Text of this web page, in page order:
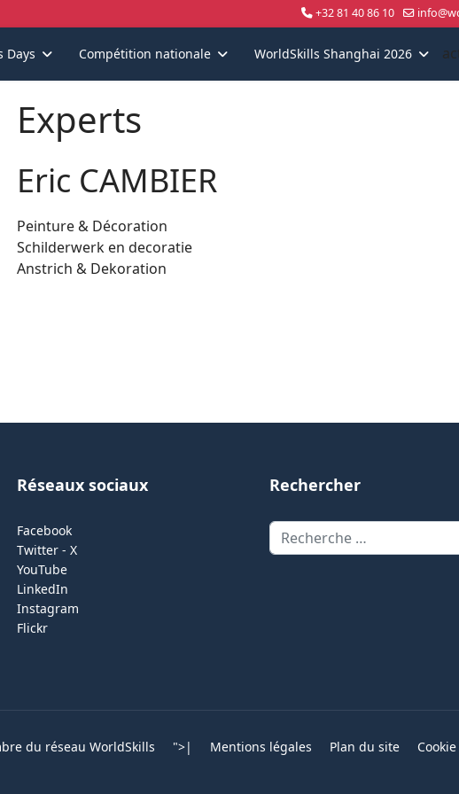
+32 81 40 86 10
Days Compétition nationale WorldSkills Shanghai 2026
Experts
Eric CAMBIER
Peinture & Décoration
Schilderwerk en decoratie
Anstrich & Dekoration
Réseaux sociaux
Facebook
Twitter - X
YouTube
LinkedIn
Instagram
Flickr
Rechercher
Rechercher
du réseau WorldSkills ">| Mentions légales Plan du site
Cookie